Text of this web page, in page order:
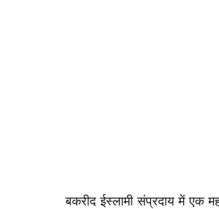
बकरीद ईस्लामी संप्रदाय में एक